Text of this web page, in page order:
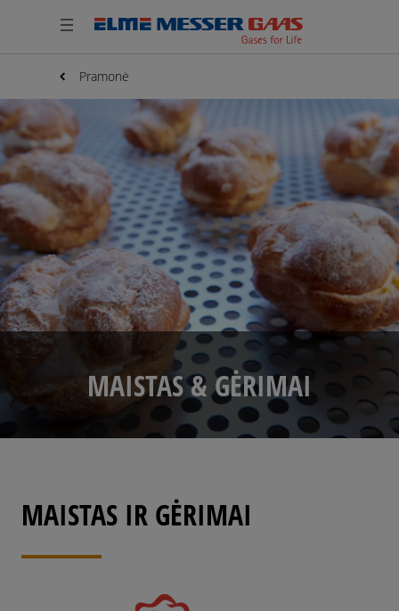
Pramonė
MAISTAS & GĖRIMAI
MAISTAS IR GĖRIMAI